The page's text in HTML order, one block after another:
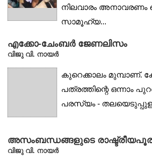
നിലവാരം അനാവരണം
സാമൂഹ്യ...
എക്കോ-ചേംബർ ജേണലിസം
വിജു വി. നായര്‍
കുറെക്കാലം മുമ്പാണ്.
പത്രത്തിന്റെ ഒന്നാം
പരസ്യം -
അസംബന്ധങ്ങളുടെ
വിജു വി. നായര്‍